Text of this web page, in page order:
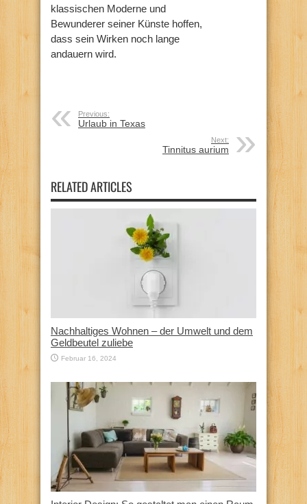
klassischen Moderne und
Bewunderer seiner Künste hoffen,
dass sein Wirken noch lange
andauern wird.
Previous:
Urlaub in Texas
Next:
Tinnitus aurium
RELATED ARTICLES
Nachhaltiges Wohnen – der Umwelt und dem
Geldbeutel zuliebe
Februar 16, 2024